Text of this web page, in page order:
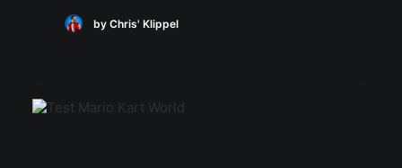
by Chris' Klippel